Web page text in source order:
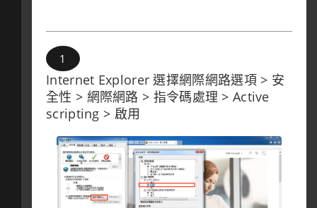
Internet Explorer 選擇網際網路選項 > 安
全性 > 網際網路 > 指令碼處理 > Active
scripting > 啟用